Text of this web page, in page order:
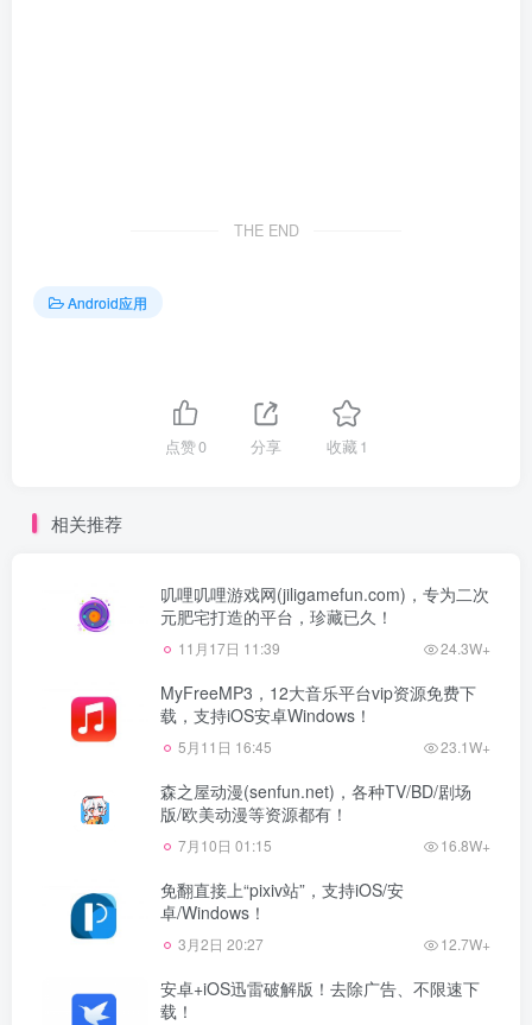
THE END
Android应用
点赞0 分享 收藏1
相关推荐
叽哩叽哩游戏网(jiligamefun.com)，专为二次
元肥宅打造的平台，珍藏已久！
11月17日 11:39 24.3W+
MyFreeMP3，12大音乐平台vip资源免费下
载，支持iOS安卓Windows！
5月11日 16:45 23.1W+
森之屋动漫(senfun.net)，各种TV/BD/剧场
版/欧美动漫等资源都有！
7月10日 01:15 16.8W+
免翻直接上“pixiv站”，支持iOS/安
卓/Windows！
3月2日 20:27 12.7W+
安卓+iOS迅雷破解版！去除广告、不限速下
载！